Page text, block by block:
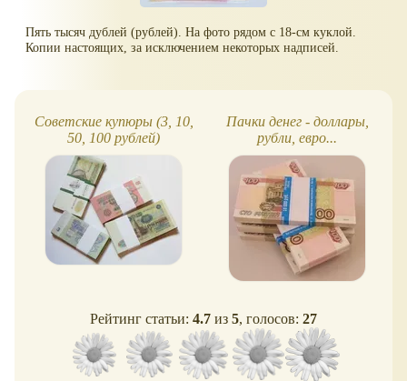
Пять тысяч дублей (рублей). На фото рядом с 18-см куклой.
Копии настоящих, за исключением некоторых надписей.
Советские купюры (3, 10,
50, 100 рублей)
Пачки денег - доллары,
рубли, евро...
Рейтинг статьи: 4.7 из 5, голосов: 27